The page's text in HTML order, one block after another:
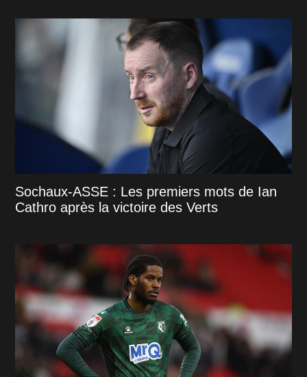
Sochaux-ASSE : Les premiers mots de Ian
Cathro après la victoire des Verts